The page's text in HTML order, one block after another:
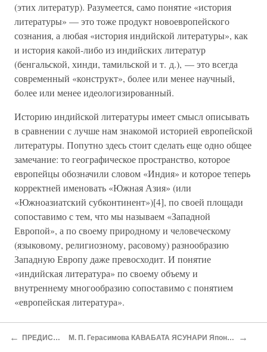
(этих литератур). Разумеется, само понятие «история
литературы» — это тоже продукт новоевропейского
сознания, а любая «история индийской литературы», как
и история какой-либо из индийских литератур
(бенгальской, хинди, тамильской и т. д.), — это всегда
современный «конструкт», более или менее научный,
более или менее идеологизированный.
Историю индийской литературы имеет смысл описывать
в сравнении с лучше нам знакомой историей европейской
литературы. Попутно здесь стоит сделать еще одно общее
замечание: то географическое пространство, которое
европейцы обозначили словом «Индия» и которое теперь
корректней именовать «Южная Азия» (или
«Южноазиатский субконтинент»)[4], по своей площади
сопоставимо с тем, что мы называем «Западной
Европой», а по своему природному и человеческому
(языковому, религиозному, расовому) разнообразию
Западную Европу даже превосходит. И понятие
«индийская литература» по своему объему и
внутреннему многообразию сопоставимо с понятием
«европейская литература».
В истории европейской литературы мы различаем
литературы классические (древнегреческую и римскую)
← ПРЕДИСЛОВИЕ М. П. Герасимова КАВАБАТА ЯСУНАРИ Япония Премия 1968 года →